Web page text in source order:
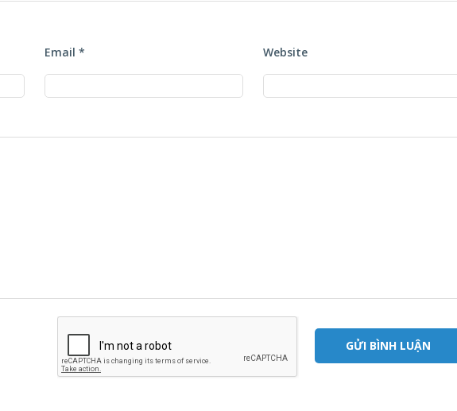
Email * Website